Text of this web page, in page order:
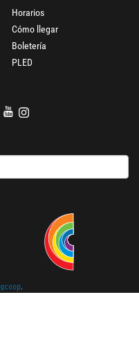
Horarios
Cómo llegar
Boletería
PLED
gcoop.